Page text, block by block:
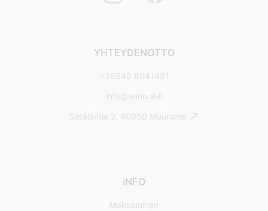
YHTEYDENOTTO
+35845 8041481
info@annival.fi
Setäläntie 2, 40950 Muurame
INFO
Maksaminen